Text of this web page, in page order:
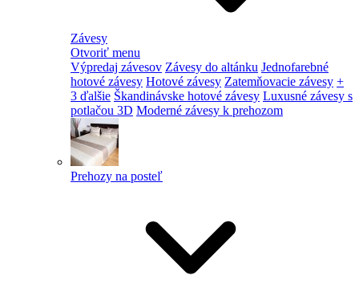
Závesy
Otvoriť menu
Výpredaj závesov Závesy do altánku Jednofarebné
hotové závesy Hotové závesy Zatemňovacie závesy +
3 ďalšie Škandinávske hotové závesy Luxusné závesy s
potlačou 3D Moderné závesy k prehozom
Prehozy na posteľ